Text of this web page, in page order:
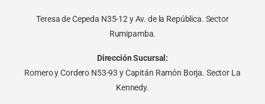
Teresa de Cepeda N35-12 y Av. de la República. Sector
Rumipamba.
Dirección Sucursal:
Romero y Cordero N53-93 y Capitán Ramón Borja. Sector La
Kennedy.